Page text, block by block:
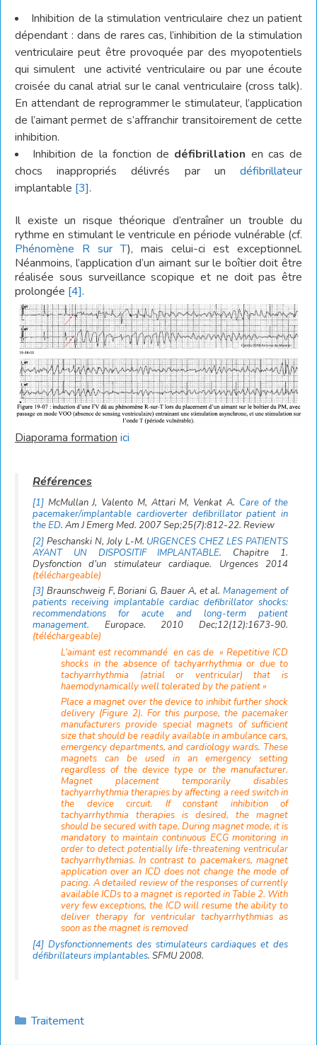
Inhibition de la stimulation ventriculaire chez un patient
dépendant : dans de rares cas, l’inhibition de la stimulation
ventriculaire peut être provoquée par des myopotentiels
qui simulent une activité ventriculaire ou par une écoute
croisée du canal atrial sur le canal ventriculaire (cross talk).
En attendant de reprogrammer le stimulateur, l’application
de l’aimant permet de s’affranchir transitoirement de cette
inhibition.
Inhibition de la fonction de défibrillation en cas de
chocs inappropriés délivrés par un défibrillateur
implantable [3].
Il existe un risque théorique d’entraîner un trouble du
rythme en stimulant le ventricule en période vulnérable (cf.
Phénomène R sur T), mais celui-ci est exceptionnel.
Néanmoins, l’application d’un aimant sur le boîtier doit être
réalisée sous surveillance scopique et ne doit pas être
prolongée [4].
Diaporama formation ici
[1] McMullan J, Valento M, Attari M, Venkat A. Care of the
pacemaker/implantable cardioverter defibrillator patient in
the ED. Am J Emerg Med. 2007 Sep;25(7):812-22. Review
[2] Peschanski N, Joly L-M. URGENCES CHEZ LES PATIENTS
AYANT UN DISPOSITIF IMPLANTABLE. Chapitre 1.
Dysfonction d’un stimulateur cardiaque. Urgences 2014
(téléchargeable)
[3] Braunschweig F, Boriani G, Bauer A, et al.Management of
patients receiving implantable cardiac defibrillator shocks:
recommendations for acute and long-term patient
management. Europace. 2010 Dec;12(12):1673-90.
(téléchargeable)
L’aimant est recommandé en cas de » Repetitive ICD
shocks in the absence of tachyarrhythmia or due to
tachyarrhythmia (atrial or ventricular) that is
haemodynamically well tolerated by the patient »
Place a magnet over the device to inhibit further shock
delivery (Figure 2). For this purpose, the pacemaker
manufacturers provide special magnets of sufficient
size that should be readily available in ambulance cars,
emergency departments, and cardiology wards. These
magnets can be used in an emergency setting
regardless of the device type or the manufacturer.
Magnet placement temporarily disables
tachyarrhythmia therapies by affecting a reed switch in
the device circuit. If constant inhibition of
tachyarrhythmia therapies is desired, the magnet
should be secured with tape. During magnet mode, it is
mandatory to maintain continuous ECG monitoring in
order to detect potentially life-threatening ventricular
tachyarrhythmias. In contrast to pacemakers, magnet
application over an ICD does not change the mode of
pacing. A detailed review of the responses of currently
available ICDs to a magnet is reported in Table 2. With
very few exceptions, the ICD will resume the ability to
deliver therapy for ventricular tachyarrhythmias as
soon as the magnet is removed
[4] Dysfonctionnements des stimulateurs cardiaques et des
défibrillateurs implantables. SFMU 2008.
Catégories
Traitement